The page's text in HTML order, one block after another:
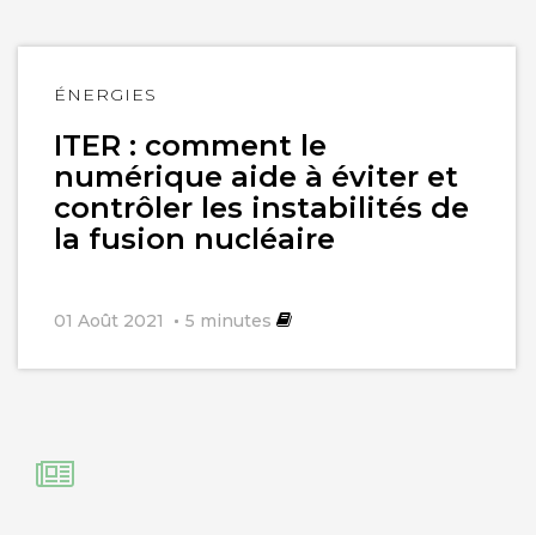
ÉNERGIES
ITER : comment le
numérique aide à éviter et
contrôler les instabilités de
la fusion nucléaire
01 Août 2021 5 minutes
Lire